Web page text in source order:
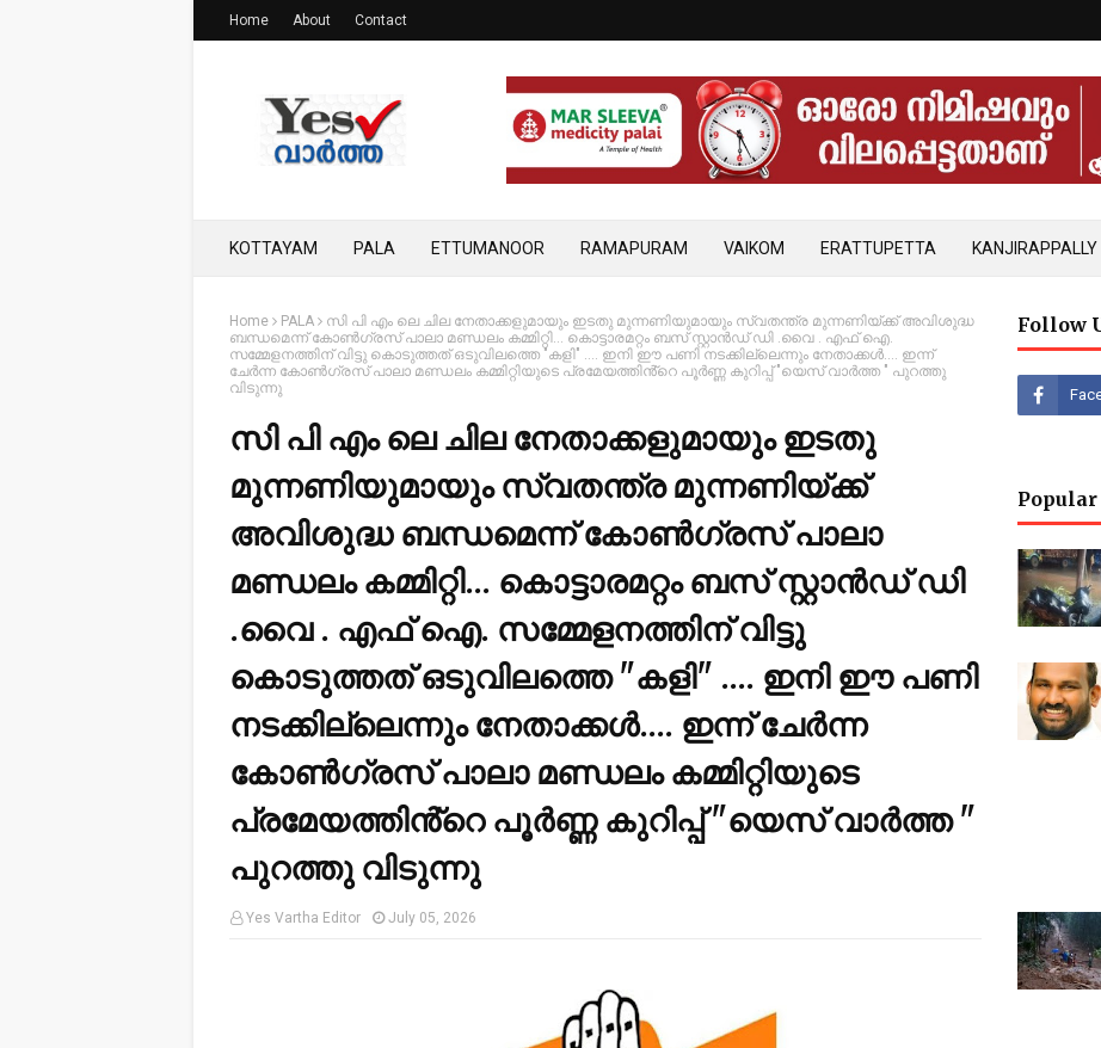
Home About Contact
KOTTAYAM PALA ETTUMANOOR RAMAPURAM VAIKOM ERATTUPETTA KANJIRAPPALLY
Home PALA
സി പി എം ലെ ചില നേതാക്കളുമായും ഇടതു മുന്നണിയുമായും സ്വതന്ത്ര മുന്നണിയ്ക്ക് അവിശുദ്ധ
ബന്ധമെന്ന് കോൺഗ്രസ് പാലാ മണ്ഡലം കമ്മിറ്റി... കൊട്ടാരമറ്റം ബസ് സ്റ്റാൻഡ് ഡി .വൈ . എഫ് ഐ.
സമ്മേളനത്തിന് വിട്ടു കൊടുത്തത് ഒടുവിലത്തെ "കളി" .... ഇനി ഈ പണി നടക്കില്ലെന്നും നേതാക്കൾ.... ഇന്ന്
ചേർന്ന കോൺഗ്രസ് പാലാ മണ്ഡലം കമ്മിറ്റിയുടെ പ്രമേയത്തിൻ്റെ പൂർണ്ണ കുറിപ്പ് "യെസ് വാർത്ത " പുറത്തു
വിടുന്നു
സി പി എം ലെ ചില നേതാക്കളുമായും ഇടതു
മുന്നണിയുമായും സ്വതന്ത്ര മുന്നണിയ്ക്ക്
അവിശുദ്ധ ബന്ധമെന്ന് കോൺഗ്രസ് പാലാ
മണ്ഡലം കമ്മിറ്റി... കൊട്ടാരമറ്റം ബസ് സ്റ്റാൻഡ് ഡി
.വൈ . എഫ് ഐ. സമ്മേളനത്തിന് വിട്ടു
കൊടുത്തത് ഒടുവിലത്തെ "കളി" .... ഇനി ഈ പണി
നടക്കില്ലെന്നും നേതാക്കൾ.... ഇന്ന് ചേർന്ന
കോൺഗ്രസ് പാലാ മണ്ഡലം കമ്മിറ്റിയുടെ
പ്രമേയത്തിൻ്റെ പൂർണ്ണ കുറിപ്പ് "യെസ് വാർത്ത "
പുറത്തു വിടുന്നു
Yes Vartha Editor July 05, 2026
Follow
Popular